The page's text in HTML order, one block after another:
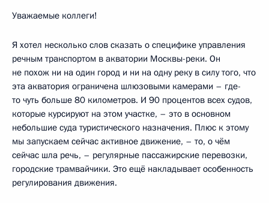
Уважаемые коллеги!
Я хотел несколько слов сказать о специфике управления
речным транспортом в акватории Москвы-реки. Он
не похож ни на один город и ни на одну реку в силу того, что
эта акватория ограничена шлюзовыми камерами – где-
то чуть больше 80 километров. И 90 процентов всех судов,
которые курсируют на этом участке, – это в основном
небольшие суда туристического назначения. Плюс к этому
мы запускаем сейчас активное движение, – то, о чём
сейчас шла речь, – регулярные пассажирские перевозки,
городские трамвайчики. Это ещё накладывает особенность
регулирования движения.